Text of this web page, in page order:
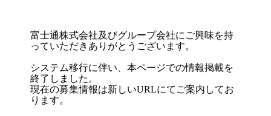
富士通株式会社及びグループ会社にご興味を持
っていただきありがとうございます。
システム移行に伴い、本ページでの情報掲載を
終了しました。
現在の募集情報は新しいURLにてご案内してお
ります。